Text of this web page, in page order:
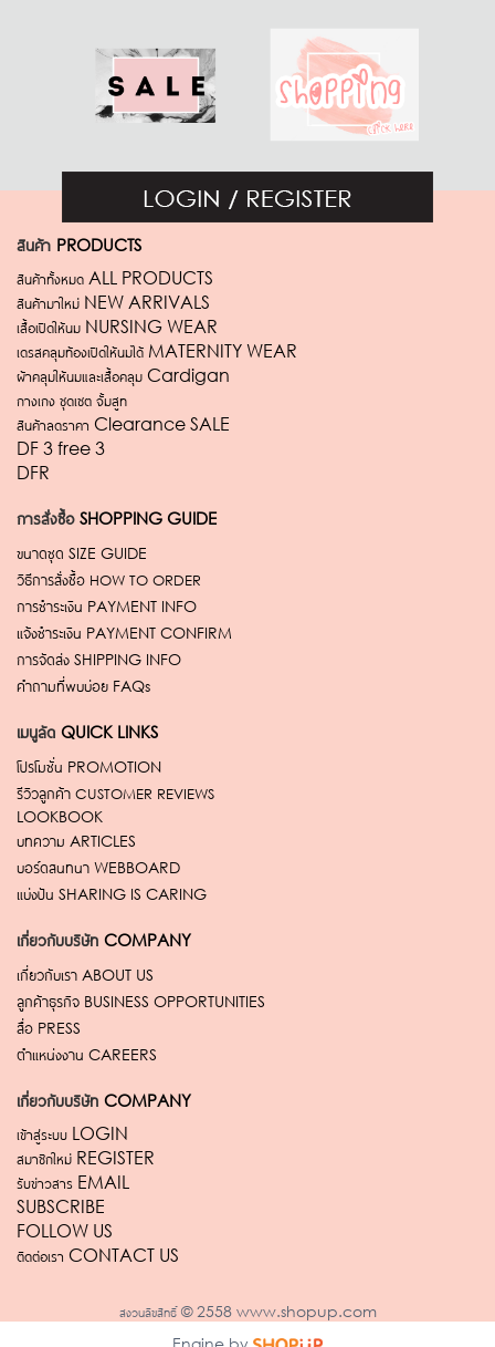
สินค้า PRODUCTS
สินค้าทั้งหมด ALL PRODUCTS
สินค้ามาใหม่ NEW ARRIVALS
เสื้อเปิดให้นม NURSING WEAR
เดรสคลุมท้องเปิดให้นมได้ MATERNITY WEAR
ผ้าคลุมให้นมและเสื้อคลุม Cardigan
กางเกง ชุดเซต จั้มสูท
สินค้าลดราคา Clearance SALE
DF 3 free 3
DFR
การสั่งซื้อ SHOPPING GUIDE
ขนาดชุด SIZE GUIDE
วิธีการสั่งซื้อ HOW TO ORDER
การชำระเงิน PAYMENT INFO
แจ้งชำระเงิน PAYMENT CONFIRM
การจัดส่ง SHIPPING INFO
คำถามที่พบบ่อย FAQs
เมนูลัด QUICK LINKS
โปรโมชั่น PROMOTION
รีวิวลูกค้า CUSTOMER REVIEWS
LOOKBOOK
บทความ ARTICLES
บอร์ดสนทนา WEBBOARD
แบ่งปัน SHARING IS CARING
เกี่ยวกับบริษัท COMPANY
เกี่ยวกับเรา ABOUT US
ลูกค้าธุรกิจ BUSINESS OPPORTUNITIES
สื่อ PRESS
ตำแหน่งงาน CAREERS
เกี่ยวกับบริษัท COMPANY
เข้าสู่ระบบ LOGIN
สมาชิกใหม่ REGISTER
รับข่าวสาร EMAIL
SUBSCRIBE
FOLLOW US
ติดต่อเรา CONTACT US
สงวนลิขสิทธิ์ © 2558 www.shopup.com